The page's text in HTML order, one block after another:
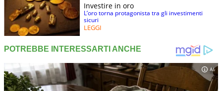
Investire in oro
L’oro torna protagonista tra gli investimenti
sicuri
LEGGI